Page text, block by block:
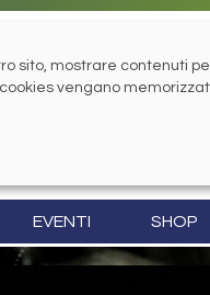
EVENTI SHOP
sito, mostrare contenuti
vengano